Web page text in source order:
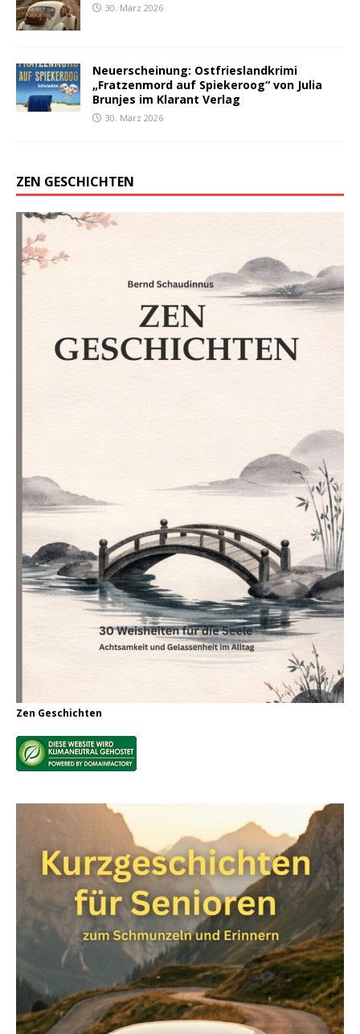
30. März 2026
Neuerscheinung: Ostfrieslandkrimi
„Fratzenmord auf Spiekeroog“ von Julia
Brunjes im Klarant Verlag
30. März 2026
ZEN GESCHICHTEN
Zen Geschichten